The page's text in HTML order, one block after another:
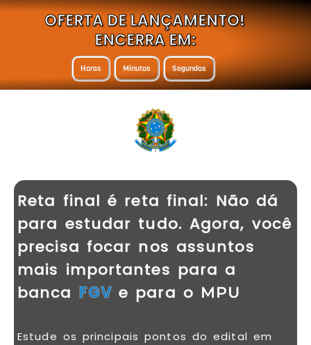
OFERTA DE LANÇAMENTO!
ENCERRA EM:
Horas Minutos Segundos
Reta final é reta final: Não dá
para estudar tudo. Agora, você
precisa focar nos assuntos
mais importantes para a
banca FGVe para o MPU
Estude os principais pontos do edital em